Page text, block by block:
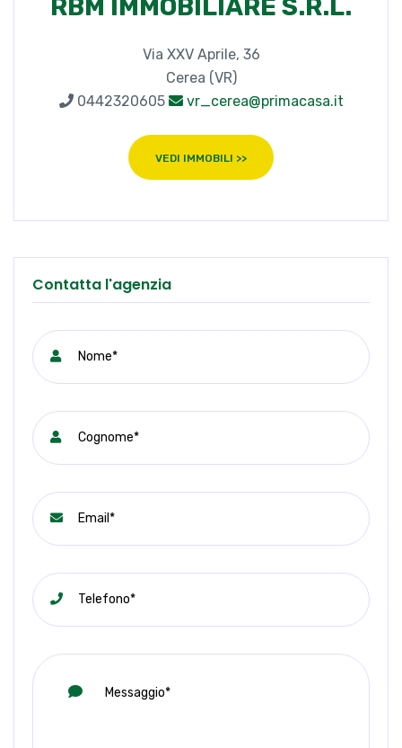
RBM IMMOBILIARE S.R.L.
Via XXV Aprile, 36
Cerea (VR)
0442320605
vr_cerea@primacasa.it
VEDI IMMOBILI >>
Contatta l'agenzia